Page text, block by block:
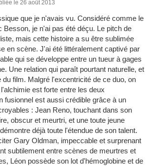
le 26 août 2013
que je n'avais vu. Considéré comme le
Besson, je n'ai pas été déçu. Le pitch de
mais cette histoire a su être sublimée
en scène. J'ai été littéralement captivé par
qui se développe entre un tueur à gages
Une relation qui paraît pourtant naturelle, et
du film. Malgré l'excentricité de ce duo, on
est forte entre les deux
fusionnel est aussi crédible grâce à un
: Jean Reno, touchant dans son
obscur et meurtri, et une toute jeune
déjà toute l'étendue de son talent.
Gary Oldman, impeccable et surprenant
subtilement entre scènes de meurtres et
Léon possède son lot d'hémoglobine et de